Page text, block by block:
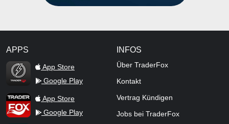
APPS
TraderFox Flash
App Store
Google Play
TraderFox AppApp Store
Google Play
INFOS
Über TraderFox
Kontakt
Vertrag Kündigen
Jobs bei TraderFox